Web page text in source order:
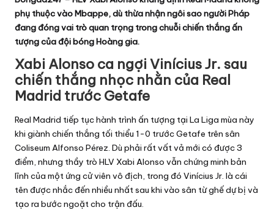
g
đ
á
,
lị
c
h
t
hi
đ
ấ
u
b
phụ thuộc vào Mbappe, dù thừa nhận ngôi sao người Pháp
đang đóng vai trò quan trọng trong chuỗi chiến thắng ấn
tượng của đội bóng Hoàng gia.
Xabi Alonso ca ngợi Vinícius Jr. sau
chiến thắng nhọc nhằn của Real
Madrid trước Getafe
Real Madrid tiếp tục hành trình ấn tượng tại La Liga mùa này
khi giành chiến thắng tối thiểu 1-0 trước Getafe trên sân
Coliseum Alfonso Pérez. Dù phải rất vất vả mới có được 3
điểm, nhưng thầy trò HLV Xabi Alonso vẫn chứng minh bản
lĩnh của một ứng cử viên vô địch, trong đó Vinícius Jr. là cái
tên được nhắc đến nhiều nhất sau khi vào sân từ ghế dự bị và
tạo ra bước ngoặt cho trận đấu.